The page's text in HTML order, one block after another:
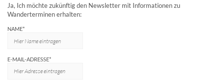
Ja, Ich möchte zukünftig den Newsletter mit Informationen zu
Wanderterminen erhalten:
NAME*
E-MAIL-ADRESSE*